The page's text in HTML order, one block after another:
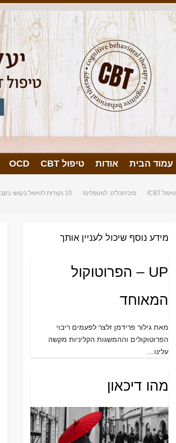
עמוד הבית אודות טיפול CBT OCD
טיפול CBT סיביתכל'ס, למטפלים 10 נקודות לטיפול בקושי בקבלת החלטות – חלק א
מידע נוסף שיכול לעניין אותך
UP – הפרוטוקול
המאוחד
מאת גילור פרידמן זלצר לפעמים ריבוי
הפרוטוקולים וההמשגות הקליניות מקשה
עלינו…
מהו דיכאון